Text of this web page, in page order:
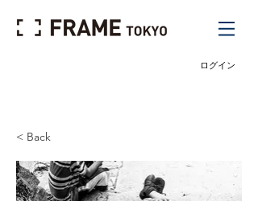
ログイン
< Back